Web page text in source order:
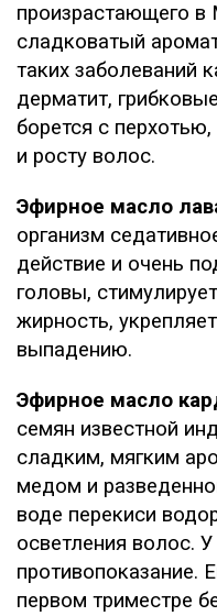
произрастающего
сладковатый
таких заболеваний
дерматит,
борется с
и росту волос.
Эфирное масло
организм
действие и очень
головы,
жирность,
выпадению.
Эфирное масло
семян известной
сладким, мягким
медом и
воде перекиси
осветления волос.
противопоказание.
первом триместре